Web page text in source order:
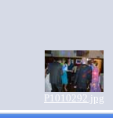
P1010292.jpg